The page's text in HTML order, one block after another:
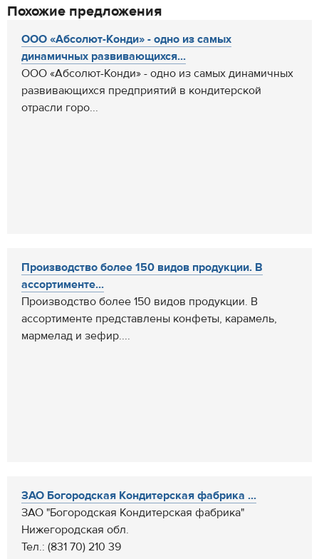
Похожие предложения
ООО «Абсолют-Конди» - одно из самых
динамичных развивающихся...
ООО «Абсолют-Конди» - одно из самых динамичных
развивающихся предприятий в кондитерской
отрасли горо...
Производство более 150 видов продукции. В
ассортименте...
Производство более 150 видов продукции. В
ассортименте представлены конфеты, карамель,
мармелад и зефир....
ЗАО Богородская Кондитерская фабрика ...
ЗАО "Богородская Кондитерская фабрика"
Нижегородская обл.
Тел.: (831 70) 210 39